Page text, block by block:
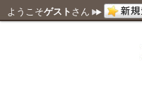
ようこそゲスト さん